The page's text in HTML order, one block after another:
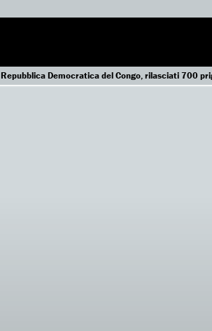
Repubblica Democratica del Congo, rilasciati 700